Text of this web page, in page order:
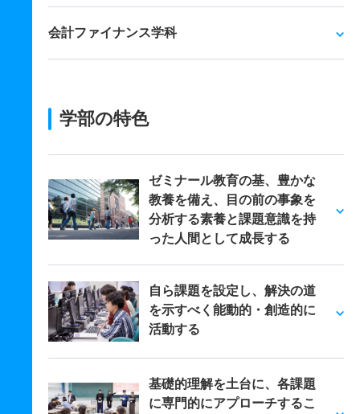
会計ファイナンス学科
学部の特色
ゼミナール教育の基、豊かな
教養を備え、目の前の事象を
分析する素養と課題意識を持
った人間として成長する
自ら課題を設定し、解決の道
を示すべく能動的・創造的に
活動する
基礎的理解を土台に、各課題
に専門的にアプローチするこ